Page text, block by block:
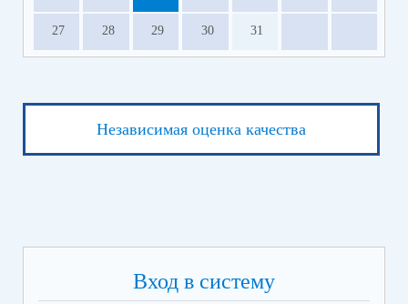
27 28 29 30 31
Независимая оценка качества
Вход в систему